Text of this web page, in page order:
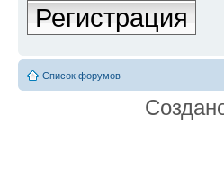
Регистрация
Список форумов